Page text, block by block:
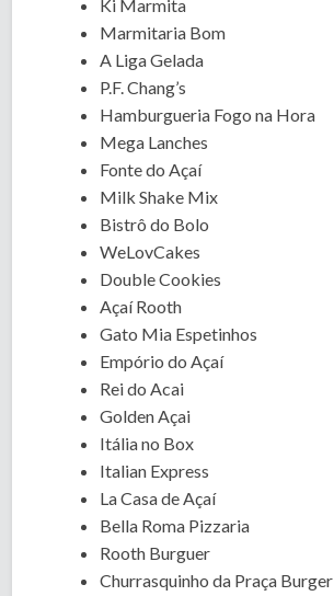
Ki Marmita
Marmitaria Bom
A Liga Gelada
P.F. Chang’s
Hamburgueria Fogo na Hora
Mega Lanches
Fonte do Açaí
Milk Shake Mix
Bistrô do Bolo
WeLovCakes
Double Cookies
Açaí Rooth
Gato Mia Espetinhos
Empório do Açaí
Rei do Acai
Golden Açai
Itália no Box
Italian Express
La Casa de Açaí
Bella Roma Pizzaria
Rooth Burguer
Churrasquinho da Praça Burger